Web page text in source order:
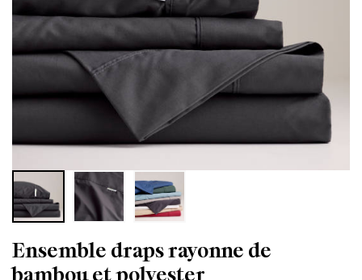
Ensemble draps rayonne de
bambou et polyester